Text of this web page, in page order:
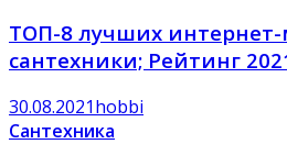
ТОП-8 лучших интернет-
сантехники; Рейтинг
30.08.2021hobbi
Сантехника